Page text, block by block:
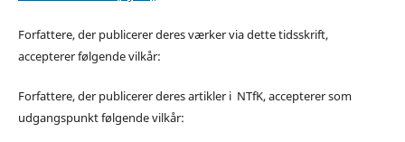
Forfattere, der publicerer deres værker via dette tidsskrift,
accepterer følgende vilkår:
Forfattere, der publicerer deres artikler i NTfK, accepterer som
udgangspunkt følgende vilkår: